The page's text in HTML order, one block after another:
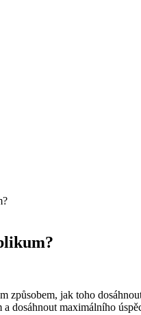
jak toho
dosáhnout maximálního